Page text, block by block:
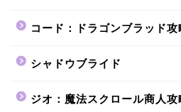
コード：ドラゴンブラッド攻
シャドウブライド
ジオ：魔法スクロール商人攻